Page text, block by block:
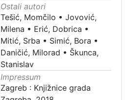
Ostali autori
Tešić, Momčilo •Jovović,
Milena • Erić, Dobrica •
Mitić, Srba • Simić, Bora •
Daničić, Milorad • Škunca,
Stanislav
Impressum
Zagreb : Knjižnice grada